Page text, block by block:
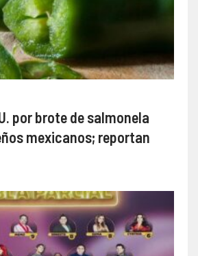
por brote de salmonela
mexicanos; reportan